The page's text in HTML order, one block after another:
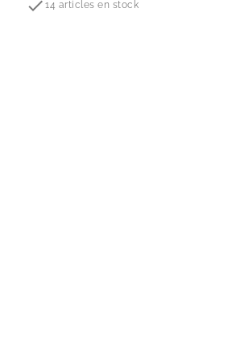
 14 articles en stock